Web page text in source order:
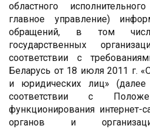
областного
главное управление)
обращений, в том
государственных
соответствии с
Беларусь от 18 июля 2011 г.
и юридических лиц»
соответствии с
функционирования интернет-
органов и